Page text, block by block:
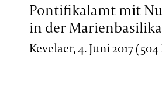
Pontifikalamt mit
in der Marienbasilika
Kevelaer, 4. Juni 2017